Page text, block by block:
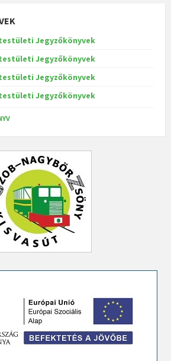
Jegyzőkönyvek
Jegyzőkönyvek
Jegyzőkönyvek
Jegyzőkönyvek